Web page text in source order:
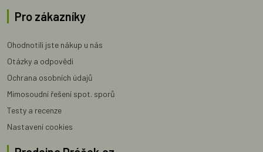
Pro zákazníky
Ohodnotili jste nákup u nás
Otázky a odpovědi
Ochrana osobních údajů
Mimosoudní řešení spot. sporů
Testy a recenze
Nastavení cookies